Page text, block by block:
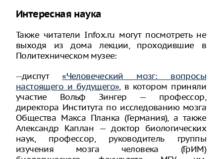
Интересная наука
Также читатели Infox.ru могут посмотреть не
выходя из дома лекции, проходившие в
Политехническом музее:
--диспут«Человеческий мозг: вопросы
настоящего и будущего», в котором приняли
участие Вольф Зингер — профессор,
директора Института по исследованию мозга
Общества Макса Планка (Германия), а также
Александр Каплан — доктор биологических
наук, профессор, руководитель группы
изучения мозга человека (ГрИМ)